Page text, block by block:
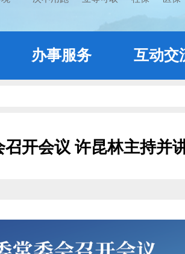
办事服务 互动交
召开会议 许昆林主持并